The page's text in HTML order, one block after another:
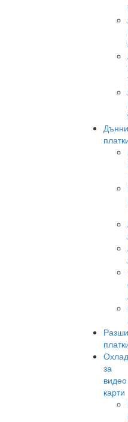
Дънни
за
видео
карти